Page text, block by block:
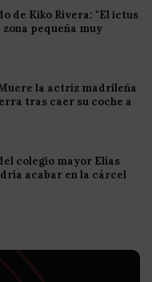
de Kiko Rivera: "El ictus
pequeña muy
la actriz madrileña
tras caer su coche a
colegio mayor Elías
acabar en la cárcel